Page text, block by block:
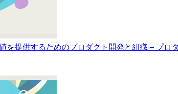
提供するためのプロダクト開発と組織 – プ